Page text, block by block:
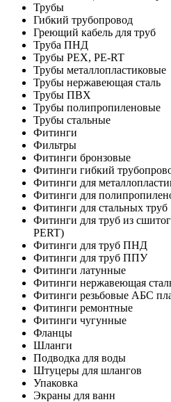
Трубы
Гибкий трубопровод
Греющий кабель для труб
Труба ПНД
Трубы PEX, PE-RT
Трубы металлопластиковые
Трубы нержавеющая сталь
Трубы ПВХ
Трубы полипропиленовые
Трубы стальные
Фитинги
Фильтры
Фитинги бронзовые
Фитинги гибкий
Фитинги для
Фитинги для
Фитинги для стальных труб
Фитинги для труб из
PERT)
Фитинги для труб ПНД
Фитинги для труб ППУ
Фитинги латунные
Фитинги нержавеющая
Фитинги резьбовые АБС
Фитинги ремонтные
Фитинги чугунные
Фланцы
Шланги
Подводка для воды
Штуцеры для шлангов
Упаковка
Экраны для ванн